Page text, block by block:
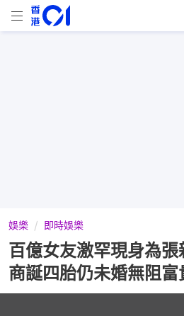
娛樂 即時娛樂
百億女友激罕現身為
商誕四胎仍未婚無阻富